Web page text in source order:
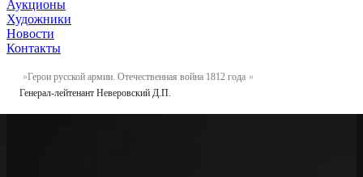
Аукционы
Художники
Новости
Контакты
Герои русской армии. Отечественная война 1812 года
Генерал-лейтенант Неверовский Д.П.